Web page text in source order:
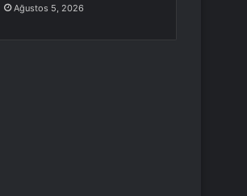
Ağustos 5, 2026